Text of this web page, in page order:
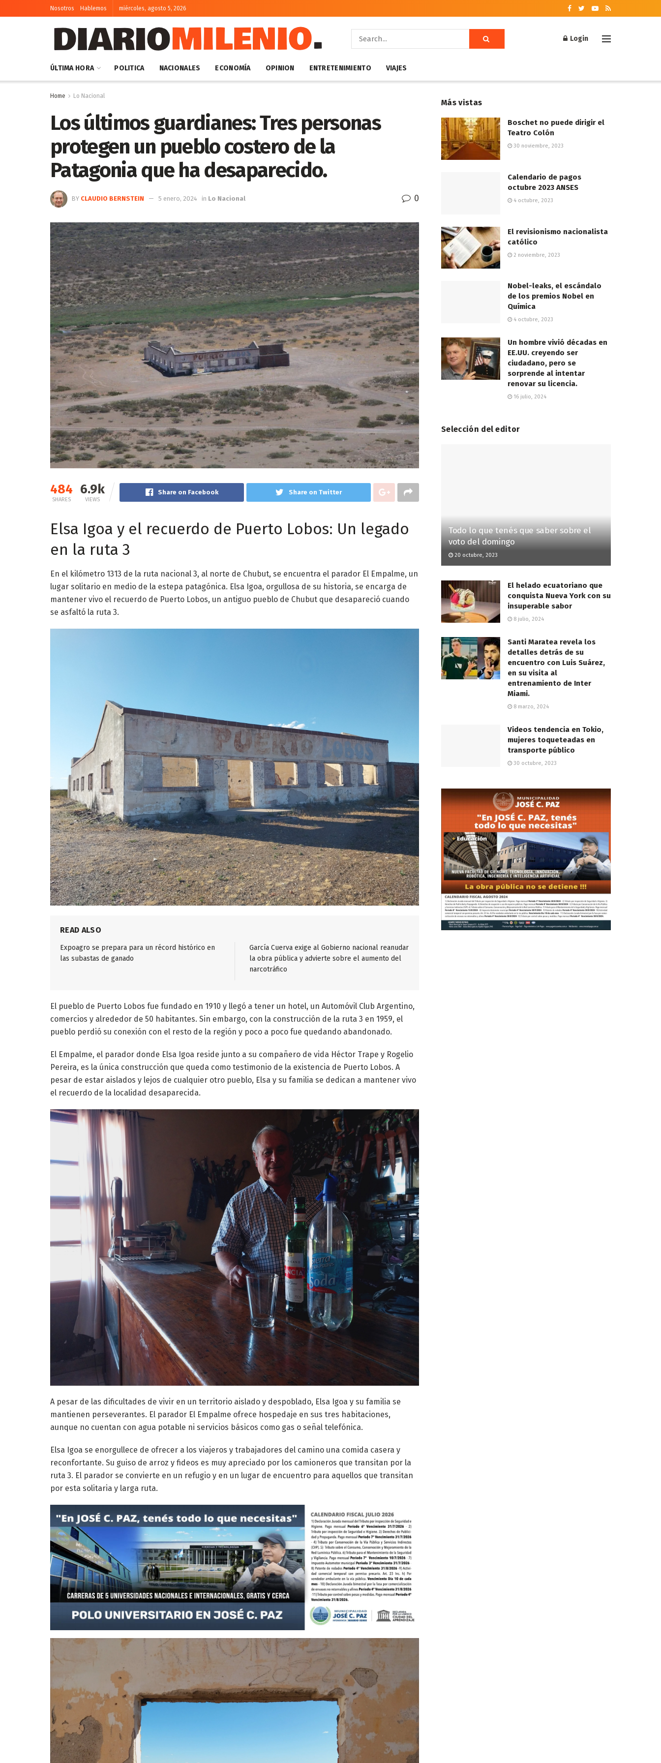
Nosotros Hablemos miércoles, agosto 5, 2026
Login
ÚLTIMA HORA POLITICA NACIONALES ECONOMÍA OPINION ENTRETENIMIENTO VIAJES
Home Lo Nacional
Los últimos guardianes: Tres personas
protegen un pueblo costero de la
Patagonia que ha desaparecido.
BY CLAUDIO BERNSTEIN 5 enero, 2024 in Lo Nacional 0
484
SHARES
6.9k
VIEWS
Share on Facebook Share on Twitter
Elsa Igoa y el recuerdo de Puerto Lobos: Un legado
en la ruta 3
En el kilómetro 1313 de la ruta nacional 3, al norte de Chubut, se encuentra el parador El Empalme, un
lugar solitario en medio de la estepa patagónica. Elsa Igoa, orgullosa de su historia, se encarga de
mantener vivo el recuerdo de Puerto Lobos, un antiguo pueblo de Chubut que desapareció cuando
se asfaltó la ruta 3.
READ ALSO
Expoagro se prepara para un récord histórico en
las subastas de ganado
García Cuerva exige al Gobierno nacional reanudar
la obra pública y advierte sobre el aumento del
narcotráfico
El pueblo de Puerto Lobos fue fundado en 1910 y llegó a tener un hotel, un Automóvil Club Argentino,
comercios y alrededor de 50 habitantes. Sin embargo, con la construcción de la ruta 3 en 1959, el
pueblo perdió su conexión con el resto de la región y poco a poco fue quedando abandonado.
El Empalme, el parador donde Elsa Igoa reside junto a su compañero de vida Héctor Trape y Rogelio
Pereira, es la única construcción que queda como testimonio de la existencia de Puerto Lobos. A
pesar de estar aislados y lejos de cualquier otro pueblo, Elsa y su familia se dedican a mantener vivo
el recuerdo de la localidad desaparecida.
A pesar de las dificultades de vivir en un territorio aislado y despoblado, Elsa Igoa y su familia se
mantienen perseverantes. El parador El Empalme ofrece hospedaje en sus tres habitaciones,
aunque no cuentan con agua potable ni servicios básicos como gas o señal telefónica.
Elsa Igoa se enorgullece de ofrecer a los viajeros y trabajadores del camino una comida casera y
reconfortante. Su guiso de arroz y fideos es muy apreciado por los camioneros que transitan por la
ruta 3. El parador se convierte en un refugio y en un lugar de encuentro para aquellos que transitan
por esta solitaria y larga ruta.
Más vistas
Boschet no puede dirigir el
Teatro Colón
30 noviembre, 2023
Calendario de pagos
octubre 2023 ANSES
4 octubre, 2023
El revisionismo nacionalista
católico
2 noviembre, 2023
Nobel-leaks, el escándalo
de los premios Nobel en
Química
4 octubre, 2023
Un hombre vivió décadas en
EE.UU. creyendo ser
ciudadano, pero se
sorprende al intentar
renovar su licencia.
16 julio, 2024
Selección del editor
Todo lo que tenés que saber sobre el
voto del domingo
20 octubre, 2023
El helado ecuatoriano que
conquista Nueva York con su
insuperable sabor
8 julio, 2024
Santi Maratea revela los
detalles detrás de su
encuentro con Luis Suárez,
en su visita al
entrenamiento de Inter
Miami.
8 marzo, 2024
Videos tendencia en Tokio,
mujeres toqueteadas en
transporte público
30 octubre, 2023